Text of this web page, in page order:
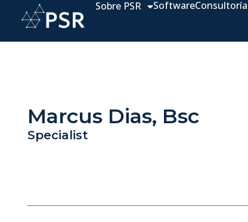
Sobre PSR SoftwareConsultoría
Marcus Dias, Bsc
Specialist